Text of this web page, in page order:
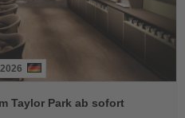
Taylor Park ab sofort